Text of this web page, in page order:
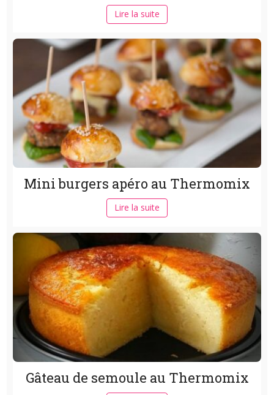
Lire la suite
Mini burgers apéro au Thermomix
Lire la suite
Gâteau de semoule au Thermomix